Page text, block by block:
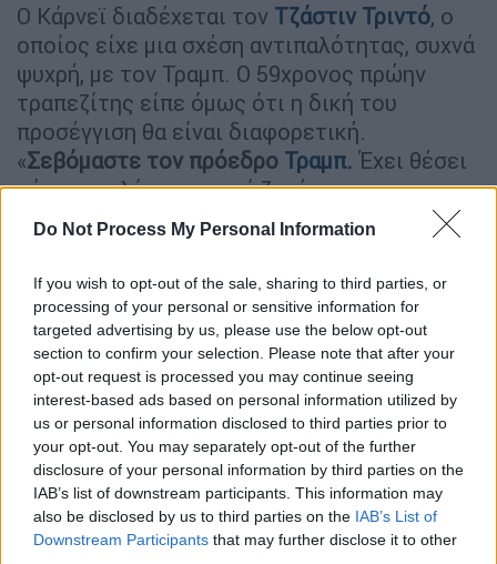
Do Not Process My Personal Information
If you wish to opt-out of the sale, sharing to third parties, or
processing of your personal or sensitive information for
targeted advertising by us, please use the below opt-out
section to confirm your selection. Please note that after your
opt-out request is processed you may continue seeing
interest-based ads based on personal information utilized by
us or personal information disclosed to third parties prior to
your opt-out. You may separately opt-out of the further
disclosure of your personal information by third parties on the
IAB’s list of downstream participants. This information may
also be disclosed by us to third parties on the IAB’s List of
Downstream Participants that may further disclose it to other
Ο Κάρνεϊ διαδέχεται τον Τζάστιν Τριντό, ο
οποίος είχε μια σχέση αντιπαλότητας, συχνά
ψυχρή, με τον Τραμπ. Ο 59χρονος πρώην
τραπεζίτης είπε όμως ότι η δική του
προσέγγιση θα είναι διαφορετική.
«Σεβόμαστε τον πρόεδρο Τραμπ. Έχει θέσει
κάποια πολύ σημαντικά ζητήματα στην
κορυφή της ατζέντας. Καταλαβαίνουμε την
ατζέντα του», είπε στους δημοσιογράφους,
υπενθυμίζοντας ότι είχε συνεργαστεί μαζί
του σε διεθνείς συνόδους.
ΔΙΑΒΑΣΤΕ ΕΠΙΣΗΣ
Κόσμος|14.03.2025 19:55
«Μέγγενη» G7 στη Ρωσία: Απειλές για
νέες κυρώσεις αν δεν αποδεχθεί την
εκεχειρία στην Ουκρανία - Οι
εγγυήσεις Πούτιν και η στάση του